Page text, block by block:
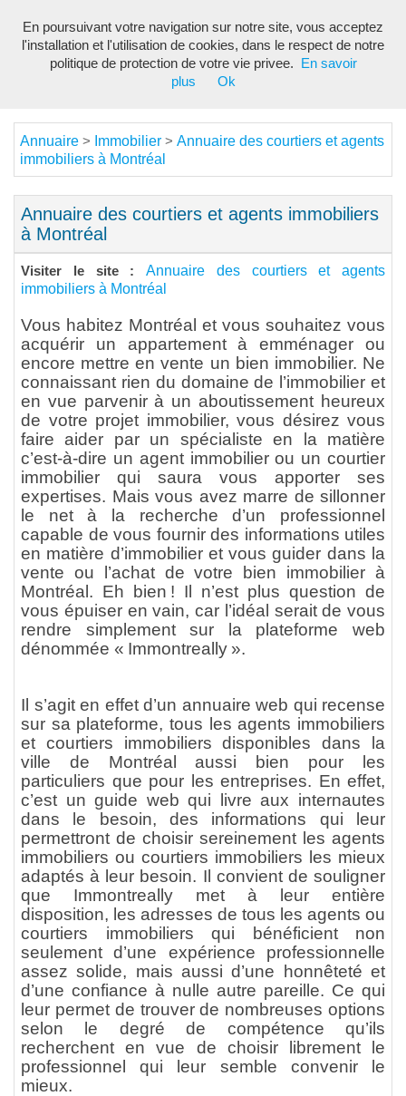
Annuaire > Immobilier > Annuaire des courtiers et agents
immobiliers à Montréal
Annuaire des courtiers et agents immobiliers
à Montréal
Visiter le site : Annuaire des courtiers et agents
immobiliers à Montréal
Vous habitez Montréal et vous souhaitez vous
acquérir un appartement à emménager ou
encore mettre en vente un bien immobilier. Ne
connaissant rien du domaine de l’immobilier et
en vue parvenir à un aboutissement heureux
de votre projet immobilier, vous désirez vous
faire aider par un spécialiste en la matière
c’est-à-dire un agent immobilier ou un courtier
immobilier qui saura vous apporter ses
expertises. Mais vous avez marre de sillonner
le net à la recherche d’un professionnel
capable de vous fournir des informations utiles
en matière d’immobilier et vous guider dans la
vente ou l’achat de votre bien immobilier à
Montréal. Eh bien ! Il n’est plus question de
vous épuiser en vain, car l’idéal serait de vous
rendre simplement sur la plateforme web
dénommée « Immontreally ».
Il s’agit en effet d’un annuaire web qui recense
sur sa plateforme, tous les agents immobiliers
et courtiers immobiliers disponibles dans la
ville de Montréal aussi bien pour les
particuliers que pour les entreprises. En effet,
c’est un guide web qui livre aux internautes
dans le besoin, des informations qui leur
permettront de choisir sereinement les agents
immobiliers ou courtiers immobiliers les mieux
adaptés à leur besoin. Il convient de souligner
que Immontreally met à leur entière
disposition, les adresses de tous les agents ou
courtiers immobiliers qui bénéficient non
seulement d’une expérience professionnelle
assez solide, mais aussi d’une honnêteté et
d’une confiance à nulle autre pareille. Ce qui
leur permet de trouver de nombreuses options
selon le degré de compétence qu’ils
recherchent en vue de choisir librement le
professionnel qui leur semble convenir le
mieux.
En poursuivant votre navigation sur notre site, vous acceptez
l'installation et l'utilisation de cookies, dans le respect de notre
politique de protection de votre vie privee.
En savoir
plus
Ok